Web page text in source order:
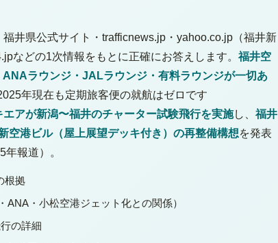
井県公式サイト・trafficnews.jp・yahoo.co.jp（福井新
などの1次情報をもとに正確にお答えします。 福井空
ラウンジ・JALラウンジ・有料ラウンジが一切あ
年現在も定期旅客便の就航はゼロです
アが新潟〜福井のチャーター試験飛行を実施し、 福井
空港ビル（屋上展望デッキ付き）の再整備構想を発表
報道）。
根拠
・小松空港ジェット化との関係）
の詳細